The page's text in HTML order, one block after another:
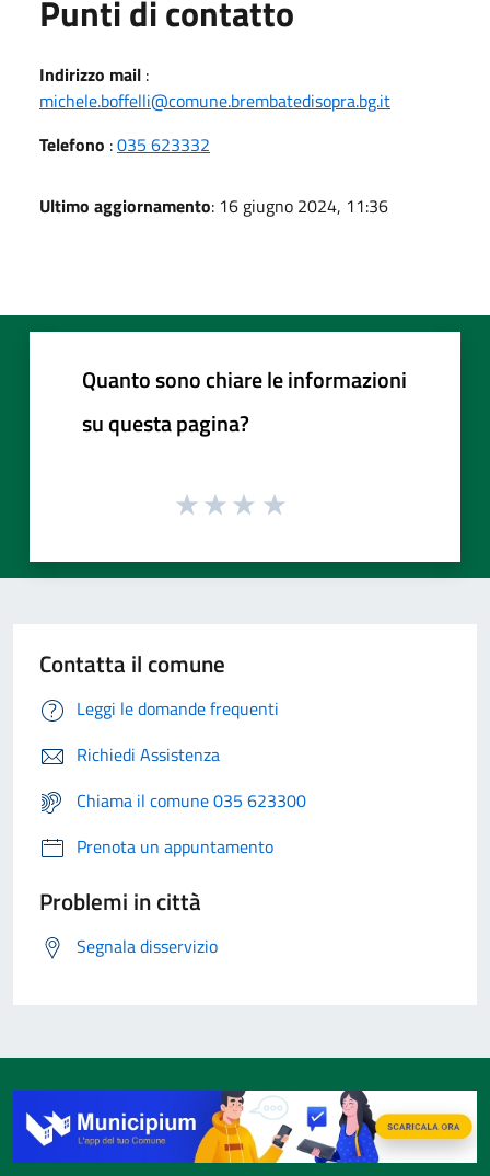
Punti di contatto
Indirizzo mail :
michele.boffelli@comune.brembatedisopra.bg.it
Telefono :035 623332
Ultimo aggiornamento: 16 giugno 2024, 11:36
Quanto sono chiare le informazioni
su questa pagina?
Contatta il comune
Leggi le domande frequenti
Richiedi Assistenza
Chiama il comune 035 623300
Prenota un appuntamento
Problemi in città
Segnala disservizio